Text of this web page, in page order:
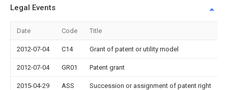
Legal Events
Date Code Title
2012-07-04 C14 Grant of patent or utility model
2012-07-04 GR01 Patent grant
2015-04-29 ASS Succession or assignment of patent right